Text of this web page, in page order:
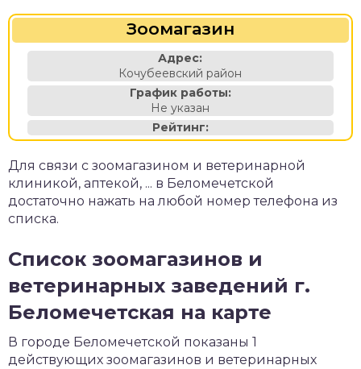
Зоомагазин
Адрес:
Кочубеевский район
График работы:
Не указан
Рейтинг:
Для связи с зоомагазином и ветеринарной
клиникой, аптекой, ... в Беломечетской
достаточно нажать на любой номер телефона из
списка.
Список зоомагазинов и
ветеринарных заведений г.
Беломечетская на карте
В городе Беломечетской показаны 1
действующих зоомагазинов и ветеринарных